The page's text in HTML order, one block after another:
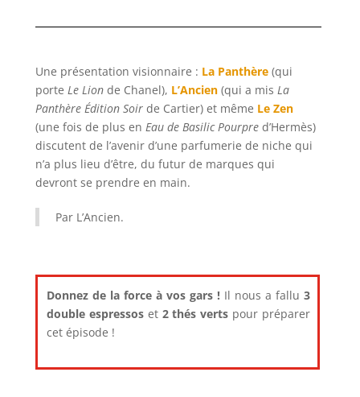
Une présentation visionnaire : La Panthère (qui
porteLe Lion de Chanel), L’Ancien (qui a misLa
Panthère Édition Soir de Cartier) et même Le Zen
(une fois de plus enEau de Basilic Pourpre d’Hermès)
discutent de l’avenir d’une parfumerie de niche qui
n’a plus lieu d’être, du futur de marques qui
devront se prendre en main.
Par L’Ancien.
Donnez de la force à vos gars !Il nous a fallu 3
double espressos et 2 thés verts pour préparer
cet épisode !